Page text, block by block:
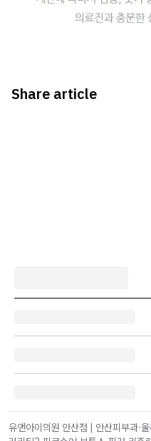
Share article
유앤아이의원 안산점 | 안산피부과·